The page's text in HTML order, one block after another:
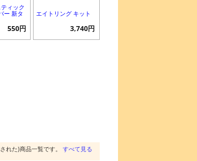
ィック
ー 新タ
550円
エイトリング キット
3,740円
れた)商品一覧です。 すべて見る